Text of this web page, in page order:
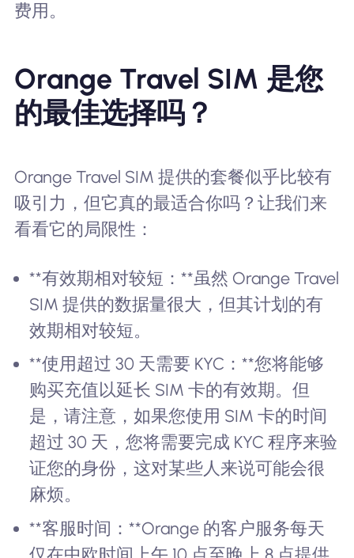
费用。
Orange Travel SIM 是您
的最佳选择吗？
Orange Travel SIM 提供的套餐似乎比较有
吸引力，但它真的最适合你吗？让我们来
看看它的局限性：
**有效期相对较短：**虽然 Orange Travel
SIM 提供的数据量很大，但其计划的有
效期相对较短。
**使用超过 30 天需要 KYC：**您将能够
购买充值以延长 SIM 卡的有效期。但
是，请注意，如果您使用 SIM 卡的时间
超过 30 天，您将需要完成 KYC 程序来验
证您的身份，这对某些人来说可能会很
麻烦。
**客服时间：**Orange 的客户服务每天